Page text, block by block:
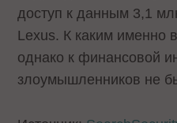
доступ к данным 3,1
Lexus. К каким именно
однако к финансовой
злоумышленников не